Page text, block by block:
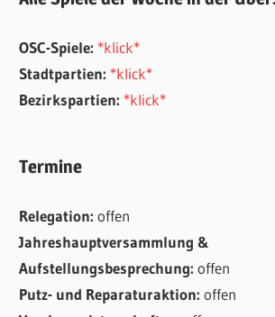
OSC-Spiele: *klick*
Stadtpartien: *klick*
Bezirkspartien: *klick*
Termine
Relegation:offen
Jahreshauptversammlung &
Aufstellungsbesprechung:offen
Putz- und Reparaturaktion:offen